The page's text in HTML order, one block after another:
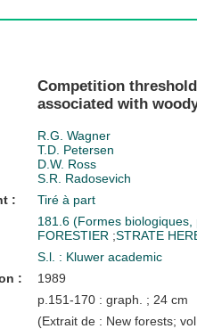
Competition
associated with
R.G. Wagner
T.D. Petersen
D.W. Ross
S.R. Radosevich
:
Tiré à part
181.6 (Formes
FORESTIER ;STRATE
S.l. : Kluwer academic
:
1989
p.151-170 : graph. ; 24 cm
(Extrait de : New forests;